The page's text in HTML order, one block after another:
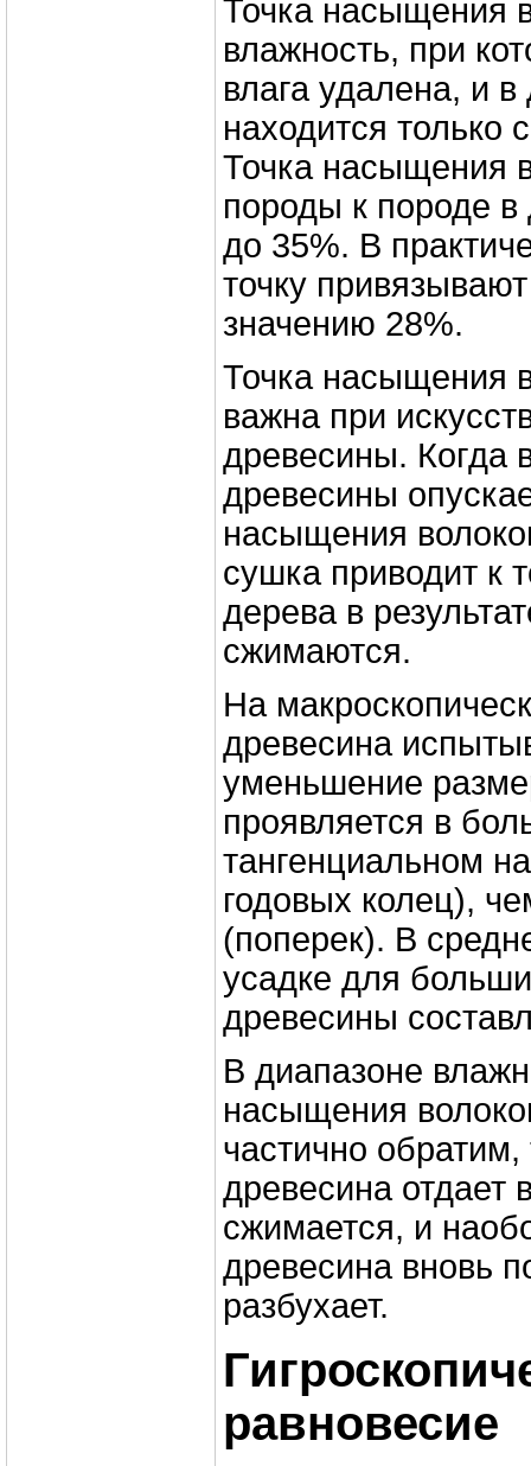
Точка насыщения
влажность, при
влага удалена, и
находится только
Точка насыщения
породы к породе в
до 35%. В
точку
значению 28%.
Точка насыщения
важна при
древесины. Когда
древесины
насыщения
сушка приводит к
дерева в
сжимаются.
На
древесина
уменьшение
проявляется в
тангенциальном
годовых колец),
(поперек). В
усадке для
древесины
В диапазоне
насыщения
частично обратим,
древесина отдает
сжимается, и
древесина вновь
разбухает.
равновесие